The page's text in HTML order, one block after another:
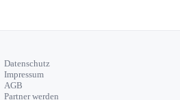
Datenschutz
Impressum
AGB
Partner werden